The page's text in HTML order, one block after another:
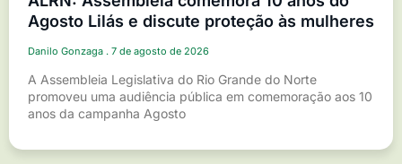
Agosto Lilás e discute proteção às mulheres
Danilo Gonzaga 7 de agosto de 2026
A Assembleia Legislativa do Rio Grande do Norte
promoveu uma audiência pública em comemoração aos 10
anos da campanha Agosto